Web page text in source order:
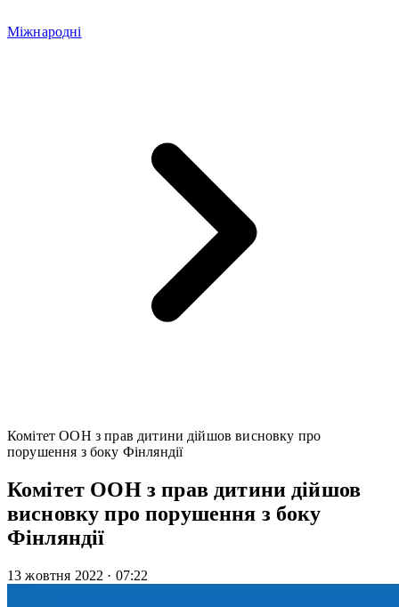
Міжнародні
Комітет ООН з прав дитини дійшов висновку про
порушення з боку Фінляндії
Комітет ООН з прав дитини дійшов
висновку про порушення з боку
Фінляндії
13 жовтня 2022 · 07:22